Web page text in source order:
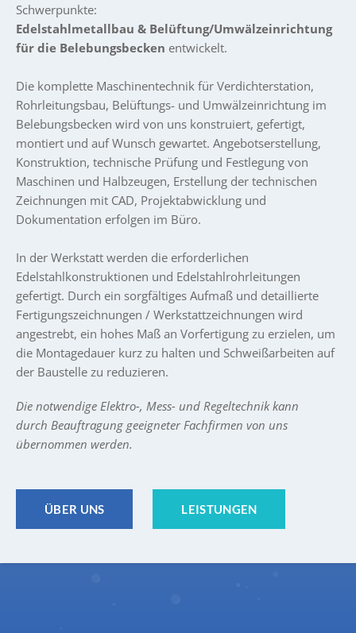
Schwerpunkte:
Edelstahlmetallbau & Belüftung/Umwälzeinrichtung
für die Belebungsbecken entwickelt.
Die komplette Maschinentechnik für Verdichterstation,
Rohrleitungsbau, Belüftungs- und Umwälzeinrichtung im
Belebungsbecken wird von uns konstruiert, gefertigt,
montiert und auf Wunsch gewartet. Angebotserstellung,
Konstruktion, technische Prüfung und Festlegung von
Maschinen und Halbzeugen, Erstellung der technischen
Zeichnungen mit CAD, Projektabwicklung und
Dokumentation erfolgen im Büro.
In der Werkstatt werden die erforderlichen
Edelstahlkonstruktionen und Edelstahlrohrleitungen
gefertigt. Durch ein sorgfältiges Aufmaß und detaillierte
Fertigungszeichnungen / Werkstattzeichnungen wird
angestrebt, ein hohes Maß an Vorfertigung zu erzielen, um
die Montagedauer kurz zu halten und Schweißarbeiten auf
der Baustelle zu reduzieren.
Die notwendige Elektro-, Mess- und Regeltechnik kann
durch Beauftragung geeigneter Fachfirmen von uns
übernommen werden.
ÜBER UNS LEISTUNGEN